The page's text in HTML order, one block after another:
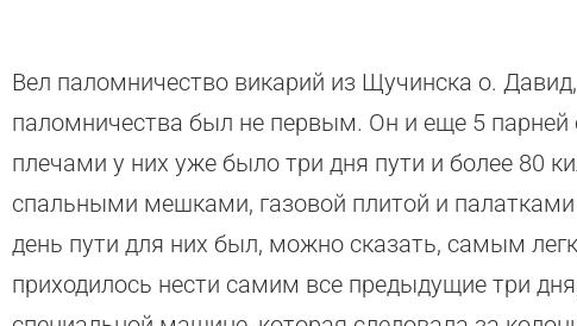
Вел паломничество викарий из Щучинска о.
паломничества был не первым. Он и еще 5 парней
плечами у них уже было три дня пути и более 80
спальными мешками, газовой плитой и
день пути для них был, можно сказать, самым
приходилось нести самим все предыдущие три